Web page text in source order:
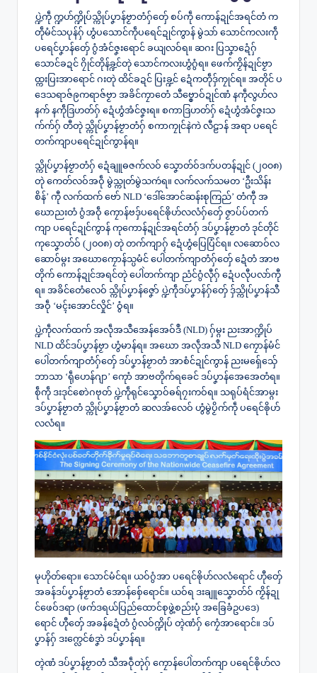
ပ္ဍဲကဵု က္ဍဟ်က္ဍိုပ်သ္ကိုပ်ပၞာန်ဗၟာတံဂှ်တှ်ေ စပ်ကဵု ကောန်ဍုင်အရင်တံ က
တဵုမံင်သပုန်ဂှ် ဟွံပသောင်ကဵုပရေင်ဍုင်ကွာန် မွဲသာ် သောင်ကလးကဵု
ပရေင်ပၞာန်တှ်ေ ဂွံအံင်ဇၞးရောင် ခယျလဝ်ရ။ ဆဂး ပြသၞာဍေံဂှ်
သောင်ခဍင် ဂၠိုင်တိုန်ခ္ဍင်တုဲ သောင်ကလးဟွံဂွံရ။ ဖေက်ကၟိန်ဍုင်ဗၟာ
ထ္ကးပြးအာရောင် ဂးတုဲ ထိင်ခဍင် ပြးခ္ဍင် ဍေံကတဵုဒှ်ကၠုင်ရ။ အတိုင် ပ
ဒေသရာဇ်ဨကရာဇ်ဗၟာ အခိင်ကၠာတေံ သီဗ္ၜောဝ်ဍုင်ဏံ နကဵုလွဟ်လ
နက် နကဵုဒြဟတ်ဂှ် ဍေံဟွံအံင်ဇၞးရ။ စကာဒြဟတ်ဂှ် ဍေံဟွံအံင်ဇၞးသ
က်က်ဂှ် တီတုဲ သ္ကိုပ်ပၞာန်ဗၟာတံဂှ် စကာကၠုင်နဲကဲ လီဠာန် အရာ ပရေင်
တက်ကျာပရေင်ဍုင်ကွာန်ရ။
သ္ကိုပ်ပၞာန်ဗၟာတံဂှ် ဍေံချူဓဇက်လဝ် သၞောတ်ဝ်ဒက်ပတန်ဍုင် (၂၀၀၈)
တုဲ ကေတ်လဝ်အဝဵု မွဲသ္ကုတ်မွဲသကဴရ။ လက်လက်သမတ ‘ဦးသိန်း
စိန်’ ကီု လက်ထက် ဗော် NLD ‘ဒေါ်အောင်ဆန်းစုကြည်’ တံကီု အ
ဃောညးတံ ဂွံအဝဵု ကၠောန်ဗဒှ်ပရေင်ၜိုဟ်လလံဂှ်တှ်ေ ဇၟာပ်ပ်တက်
ကျာ ပရေင်ဍုင်ကွာန် ကုကောန်ဍုင်အရင်တံဂှ် ဒပ်ပၞာန်ဗၟာတံ ဒုင်တိုင်
ကုသၞောတ်ဝ် (၂၀၀၈) တုဲ တက်ကျာဂှ် ဍေံဟွံပြေပြံင်ရ။ လဆောဝ်လ
ဆောဝ်မ္ဂး အဃောကၠောန်သ္ပမံင် ပေါဲတက်ကျာတံဂှ်တှ်ေ ဍေံတံ အာဗ
တိုက် ကောန်ဍုင်အရင်တုဲ ပေါဲတက်ကျာ ညံင်ဂွံလီုဂှ် ဍေံပလီုပလာ်ကီု
ရ။ အခိင်တေံလေဝ် သ္ကိုပ်ပၞာန်ဇၞော် ပ္ဍဲကဵုဒပ်ပၞာန်ဂှ်တှ်ေ ဒှ်သ္ကိုပ်ပၞာန်သီ
အဝဵု ‘မၚ်းအောင်လှိုင်’ ဝွံရ။
ပ္ဍဲကဵုလက်ထက် အလဵုအသဳအေန်အေဝ်ဒဳ (NLD) ဂှ်မ္ဂး ညးအာက္ဍိုပ်
NLD ထိင်ဒပ်ပၞာန်ဗၟာ ဟွံမာန်ရ။ အဃော အလဵုအသဳ NLD ကၠောန်မံင်
ပေါဲတက်ကျာတံဂှ်တှ်ေ ဒပ်ပၞာန်ဗၟာတံ အာစံင်ဍုင်ကွာန် ညးမရှ်ေသှ်ေ
ဘာသာ ‘ရဵုဟေန်ဂျာ’ ကေုာံ အာဗတိုက်ရခေင် ဒပ်ပၞာန်အေအေတံရ။
စဵုကဵု ဒးဒုင်စောဲဂဗုတ် ပ္ဍဲကဵုရုင်သၞောဝ်ဓရ်ဂၠးကဝ်ရ။ သရုပ်ရံင်အာမ္ဂး
ဒပ်ပၞာန်ဗၟာတံ သ္ကိုပ်ပၞာန်ဗၟာတံ ဆလအ်လေဝ် ဟွံမွဲပၟိက်ကဵု ပရေင်ၜိုဟ်
လလံရ။
မုဟိုတ်ရော။ သောင်မံင်ရ။ ယဝ်ဂွံအာ ပရေင်ၜိုဟ်လလံရောင် ဟီုတှ်ေ
အခန်ဒပ်ပၞာန်ဗၟာတံ အောန်စှ်ေရောင်။ ယဝ်ရ ဒးချူသၞောတ်ဝ် ကၟိန်ဍု
င်ဖေဝ်ဒရာ (ဖက်ဒရယ်ပြည်ထောင်စုဖွဲ့စည်းပုံ အခြေခံဥပဒေ)
ရောင် ဟီုတှ်ေ အခန်ဍေံတံ ဂွံလဝ်က္ဍိုပ် တ္ၚဲဏံဂှ် ကၠေံအာရောင်။ ဒပ်
ပၞာန်ဂှ် ဒးက္လေင်စဴဒၞာဲ ဒပ်ပၞာန်ရ။
တ္ၚဲဏံ ဒပ်ပၞာန်ဗၟာတံ သီအဝဵုတုဲဂှ် ကၠောန်ပေါဲတက်ကျာ ပရေင်ၜိုဟ်လ